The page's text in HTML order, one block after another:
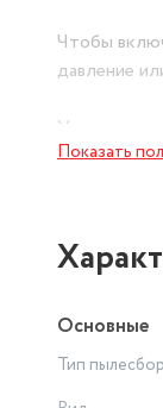
Чтобы
давление
Узкая
от шерсти,
выключить-
Показать
Основные
Тип